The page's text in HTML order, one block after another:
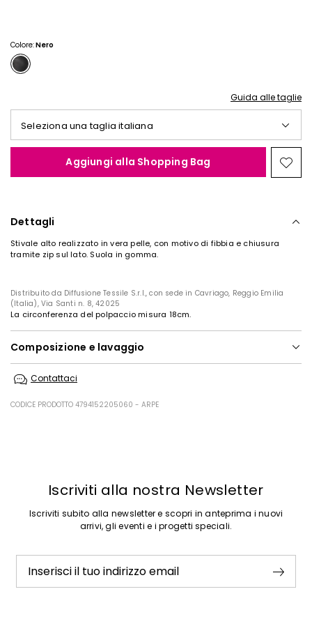
Colore:Nero
Guida alle taglie
Seleziona una taglia italiana
Aggiungi alla Shopping Bag
nella
Dettagli
Stivale alto realizzato in vera pelle, con motivo di fibbia e chiusura
tramite zip sul lato. Suola in gomma.
Distribuito da Diffusione Tessile S.r.l., con sede in Cavriago, Reggio Emilia
(Italia), Via Santi n. 8, 42025
La circonferenza del polpaccio misura 18cm.
Composizione e lavaggio
stirare; non lavare a secco; non lavare ad umido professionale.
Tomaia in bovino; fodera 100% poliestere; fodera-sottopiede in
Contattaci
CODICE PRODOTTO 4794152205060 - ARPE
Iscriviti alla nostra Newsletter
Iscriviti subito alla newsletter e scopri in anteprima i nuovi
arrivi, gli eventi e i progetti speciali.
Inserisci il tuo indirizzo email